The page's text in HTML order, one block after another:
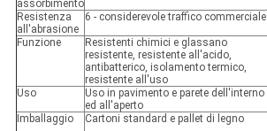
assorbimento
Resistenza
all'abrasione
6 - considerevole traffico commerciale
Funzione
Resistenti chimici e glassano
resistente, resistente all'acido,
antibatterico, isolamento termico,
resistente all'uso
Uso
Uso in pavimento e parete dell'interno
ed all'aperto
Imballaggio
Cartoni standard e pallet di legno